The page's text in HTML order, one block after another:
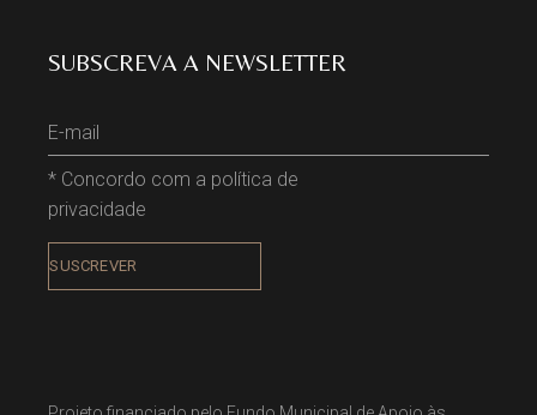
SUBSCREVA A NEWSLETTER
* Concordo com a política de
privacidade